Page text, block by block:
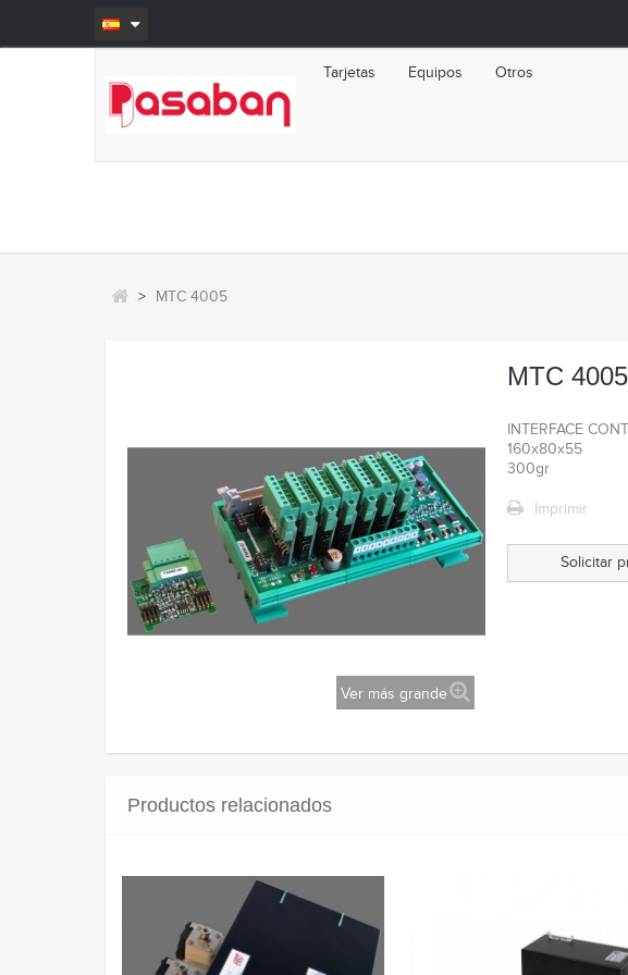
Tarjetas Equipos Otros
> MTC 4005
Ver más grande
MTC 4005
INTERFACE
160x80x55
300gr
Imprimir
Solicitar
Productos relacionados